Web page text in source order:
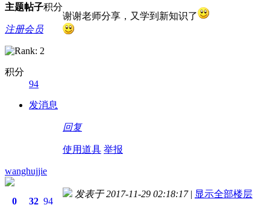
主题帖子积分
注册会员
积分
94
发消息
谢谢老师分享，又学到新知识了
回复
使用道具 举报
wanghujjie
0 32 94
发表于 2017-11-29 02:18:17 | 显示全部楼层